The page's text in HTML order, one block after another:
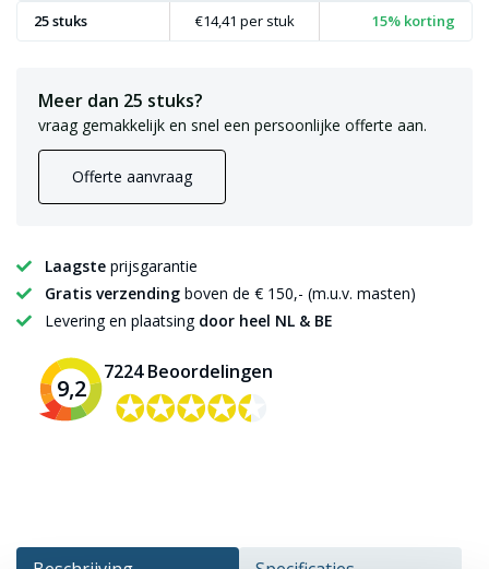
25 stuks €14,41 per stuk 15% korting
Meer dan 25 stuks?
vraag gemakkelijk en snel een persoonlijke offerte aan.
Offerte aanvraag
Laagste prijsgarantie
Gratis verzending boven de € 150,- (m.u.v. masten)
Levering en plaatsing door heel NL & BE
9,2
7224 Beoordelingen
✪✪✪✪✪
✪✪✪✪✪